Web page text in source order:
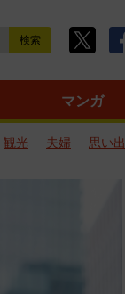
マンガ
観光 夫婦
思い出